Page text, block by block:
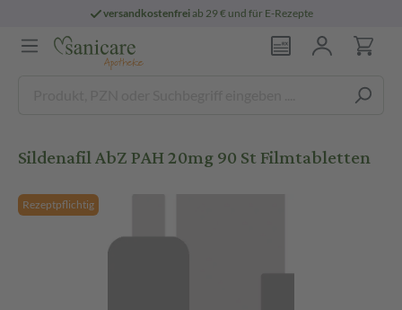
versandkostenfreiab 29 € und für E-Rezepte
Sildenafil AbZ PAH 20mg 90 St Filmtabletten
Rezeptpflichtig